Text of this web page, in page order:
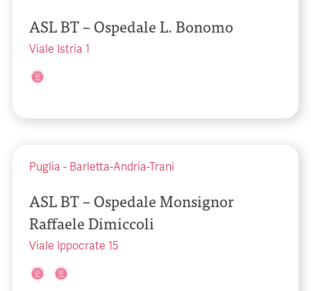
ASL BT – Ospedale L. Bonomo
Viale Istria 1
Puglia - Barletta-Andria-Trani
ASL BT – Ospedale Monsignor
Raffaele Dimiccoli
Viale Ippocrate 15